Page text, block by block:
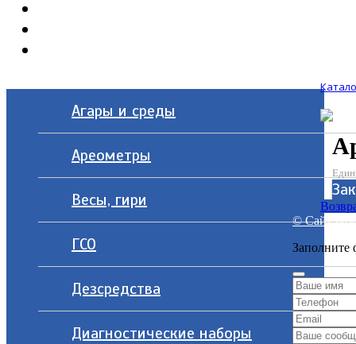
Агары и среды
Ареометры
Весы, гири
ГСО
Дезсредства
Диагностические наборы
© Сайт
Заполните